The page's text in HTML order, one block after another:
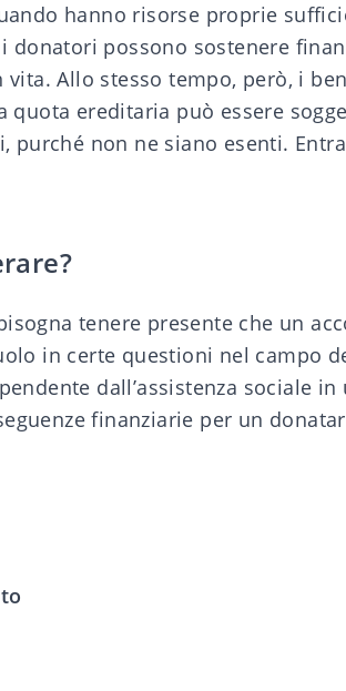
hanno risorse proprie
donatori possono sostenere
Allo stesso tempo, però, i
quota ereditaria può essere
purché non ne siano esenti.
tenere presente che un
in certe questioni nel campo
dall’assistenza sociale
finanziarie per un